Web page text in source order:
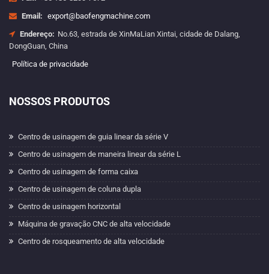
Email: export@baofengmachine.com
Endereço: No.63, estrada de XinMaLian Xintai, cidade de Dalang,
DongGuan, China
Política de privacidade
NOSSOS PRODUTOS
Centro de usinagem de guia linear da série V
Centro de usinagem de maneira linear da série L
Centro de usinagem de forma caixa
Centro de usinagem de coluna dupla
Centro de usinagem horizontal
Máquina de gravação CNC de alta velocidade
Centro de rosqueamento de alta velocidade